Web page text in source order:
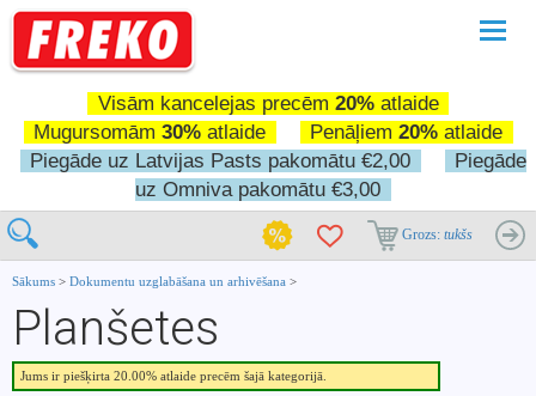
Visām kancelejas precēm 20%atlaide
Mugursomām 30% atlaide Penāļiem 20% atlaide
Piegāde uz Latvijas Pasts pakomātu €2,00
Piegāde
uz Omniva pakomātu €3,00
Grozs: tukšs
Sākums > Dokumentu uzglabāšana un arhivēšana >
Planšetes
Jums ir piešķirta 20.00% atlaide precēm šajā kategorijā.